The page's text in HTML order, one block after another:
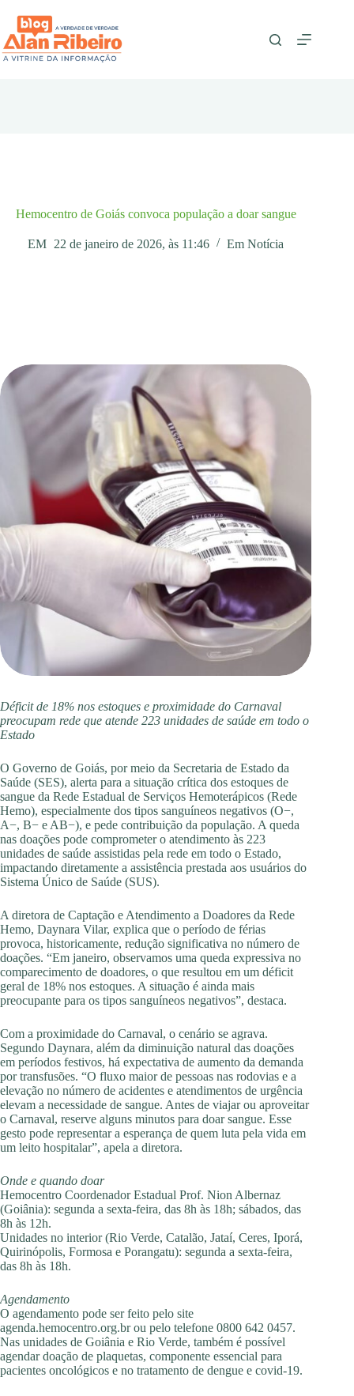
para
conteúdo
Hemocentro de Goiás convoca população a doar sangue
EM 22 de janeiro de 2026, às 11:46 Em Notícia
Déficit de 18% nos estoques e proximidade do Carnaval
preocupam rede que atende 223 unidades de saúde em todo o
Estado
O Governo de Goiás, por meio da Secretaria de Estado da
Saúde (SES), alerta para a situação crítica dos estoques de
sangue da Rede Estadual de Serviços Hemoterápicos (Rede
Hemo), especialmente dos tipos sanguíneos negativos (O−,
A−, B− e AB−), e pede contribuição da população. A queda
nas doações pode comprometer o atendimento às 223
unidades de saúde assistidas pela rede em todo o Estado,
impactando diretamente a assistência prestada aos usuários do
Sistema Único de Saúde (SUS).
A diretora de Captação e Atendimento a Doadores da Rede
Hemo, Daynara Vilar, explica que o período de férias
provoca, historicamente, redução significativa no número de
doações. “Em janeiro, observamos uma queda expressiva no
comparecimento de doadores, o que resultou em um déficit
geral de 18% nos estoques. A situação é ainda mais
preocupante para os tipos sanguíneos negativos”, destaca.
Com a proximidade do Carnaval, o cenário se agrava.
Segundo Daynara, além da diminuição natural das doações
em períodos festivos, há expectativa de aumento da demanda
por transfusões. “O fluxo maior de pessoas nas rodovias e a
elevação no número de acidentes e atendimentos de urgência
elevam a necessidade de sangue. Antes de viajar ou aproveitar
o Carnaval, reserve alguns minutos para doar sangue. Esse
gesto pode representar a esperança de quem luta pela vida em
um leito hospitalar”, apela a diretora.
Onde e quando doar
Hemocentro Coordenador Estadual Prof. Nion Albernaz
(Goiânia): segunda a sexta-feira, das 8h às 18h; sábados, das
8h às 12h.
Unidades no interior (Rio Verde, Catalão, Jataí, Ceres, Iporá,
Quirinópolis, Formosa e Porangatu): segunda a sexta-feira,
das 8h às 18h.
Agendamento
O agendamento pode ser feito pelo site
agenda.hemocentro.org.br ou pelo telefone 0800 642 0457.
Nas unidades de Goiânia e Rio Verde, também é possível
agendar doação de plaquetas, componente essencial para
pacientes oncológicos e no tratamento de dengue e covid-19.